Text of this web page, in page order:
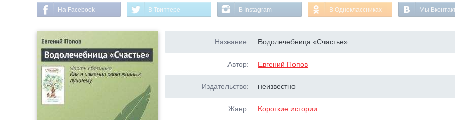
На Facebook В Твиттере В Instagram В Одноклассниках Мы
Название: Водолечебница «Счастье»
Автор: Евгений Попов
Издательство: неизвестно
Жанр: Короткие истории